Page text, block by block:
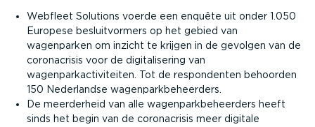
Webfleet Solutions voerde een enquête uit onder 1.050
Europese besluitvormers op het gebied van
wagenparken om inzicht te krijgen in de gevolgen van de
coronacrisis voor de digitalisering van
wagenparkactiviteiten. Tot de respondenten behoorden
150 Nederlandse wagenparkbeheerders.
De meerderheid van alle wagenparkbeheerders heeft
sinds het begin van de coronacrisis meer digitale